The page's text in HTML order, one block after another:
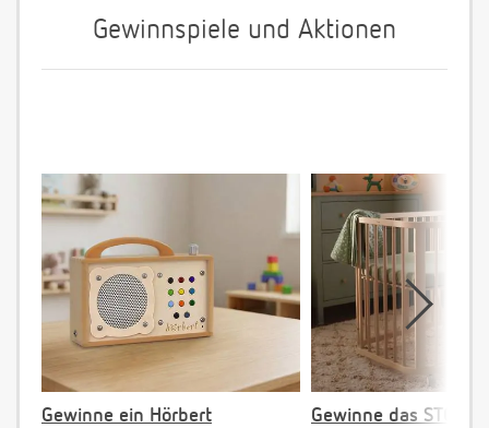
Gewinnspiele und Aktionen
Gewinne ein Hörbert
Gewinne das